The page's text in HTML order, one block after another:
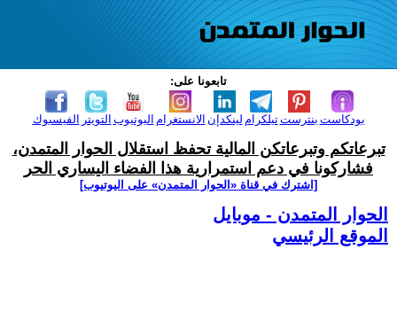
تابعونا على:
الفيسبوك التويتر اليوتيوب الانستغرام لينكدإن تيلكرامبنترست بودكاست
تبرعاتكم وتبرعاتكن المالية تحفظ استقلال الحوار المتمدن،
فشاركونا في دعم استمرارية هذا الفضاء اليساري الحر
[اشترك في قناة ‫«الحوار المتمدن» على اليوتيوب]
الحوار المتمدن - موبايل
الموقع الرئيسي